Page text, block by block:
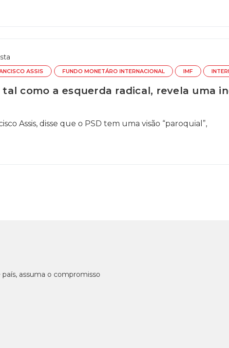
ASSIS FUNDO MONETÁRO INTERNACIONAL IMF
tal como a esquerda radical, revela uma
Assis, disse que o PSD tem uma visão “paroquial”,
assuma o compromisso